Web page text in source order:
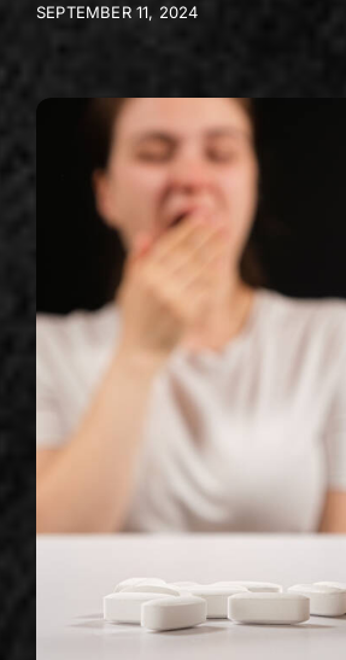
SEPTEMBER 11, 2024